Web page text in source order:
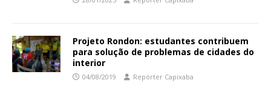
Projeto Rondon: estudantes contribuem
para solução de problemas de cidades do
interior
04/08/2019 Repórter Capixaba